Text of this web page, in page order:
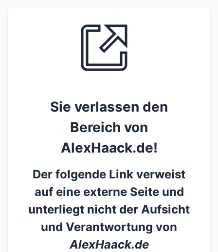
Sie verlassen den
Bereich von
AlexHaack.de!
Der folgende Link verweist
auf eine externe Seite und
unterliegt nicht der Aufsicht
und Verantwortung von
AlexHaack.de